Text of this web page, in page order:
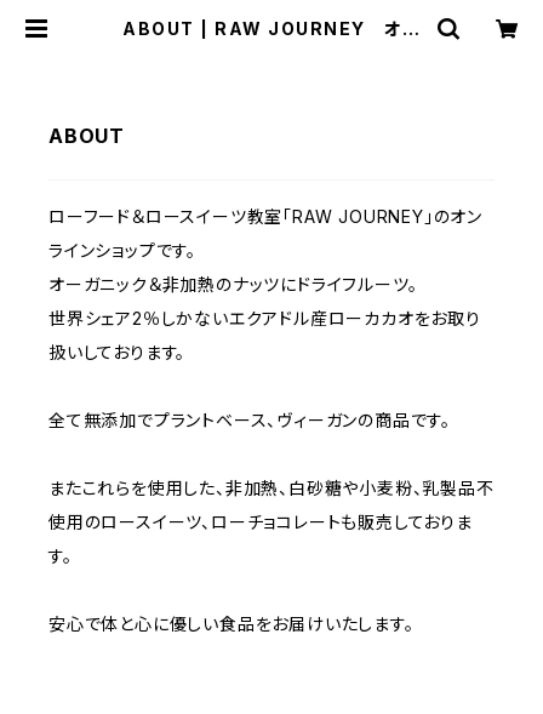
ABOUT | RAW JOURNEY オー
ABOUT
ローフード＆ロースイーツ教室「RAW JOURNEY」のオン
ラインショップです。
オーガニック＆非加熱のナッツにドライフルーツ。
世界シェア2％しかないエクアドル産ローカカオをお取り
扱いしております。
全て無添加でプラントベース、ヴィーガンの商品です。
またこれらを使用した、非加熱、白砂糖や小麦粉、乳製品不
使用のロースイーツ、ローチョコレートも販売しておりま
す。
安心で体と心に優しい食品をお届けいたします。